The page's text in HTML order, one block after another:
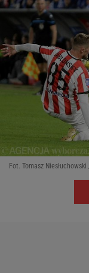
Fot. Tomasz